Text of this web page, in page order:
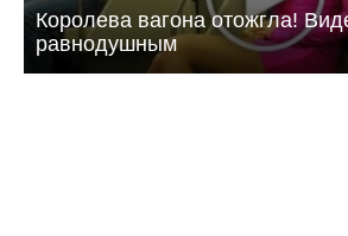
Королева вагона отожгла!
равнодушным